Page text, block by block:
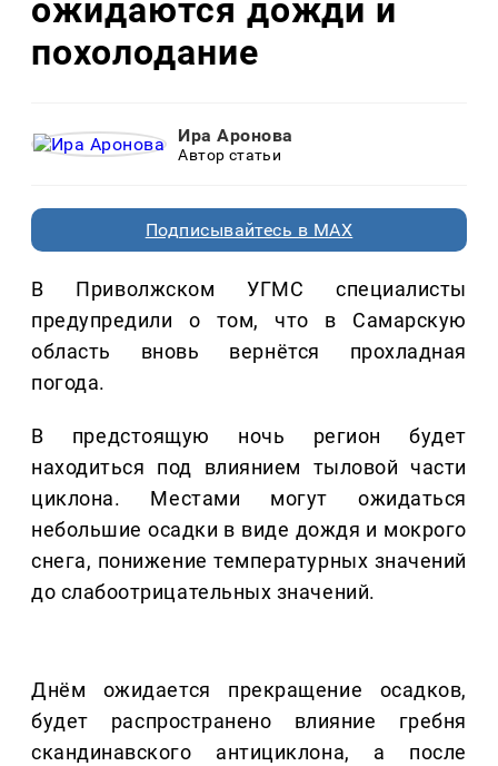
ожидаются дожди и
похолодание
Ира Аронова
Автор статьи
Подписывайтесь в MAX
В Приволжском УГМС специалисты
предупредили о том, что в Самарскую
область вновь вернётся прохладная
погода.
В предстоящую ночь регион будет
находиться под влиянием тыловой части
циклона. Местами могут ожидаться
небольшие осадки в виде дождя и мокрого
снега, понижение температурных значений
до слабоотрицательных значений.
Днём ожидается прекращение осадков,
будет распространено влияние гребня
скандинавского антициклона, а после